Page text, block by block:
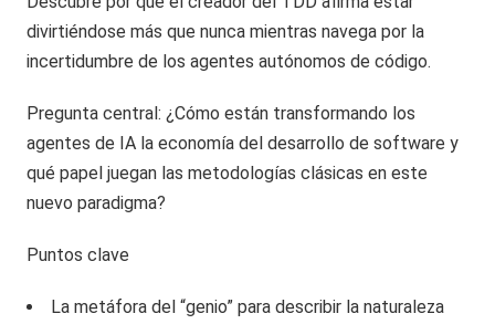
divirtiéndose más que nunca mientras navega por la
incertidumbre de los agentes autónomos de código.
Pregunta central: ¿Cómo están transformando los
agentes de IA la economía del desarrollo de software y
qué papel juegan las metodologías clásicas en este
nuevo paradigma?
Puntos clave
La metáfora del “genio” para describir la naturaleza